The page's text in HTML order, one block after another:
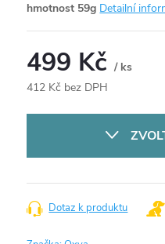
hmotnost 59g Detailní
499 Kč/ ks
412 Kč bez DPH
Dotaz k produktu